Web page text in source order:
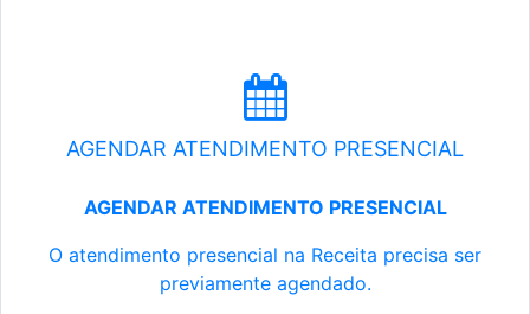
AGENDAR ATENDIMENTO PRESENCIAL
AGENDAR ATENDIMENTO PRESENCIAL
O atendimento presencial na Receita precisa ser
previamente agendado.